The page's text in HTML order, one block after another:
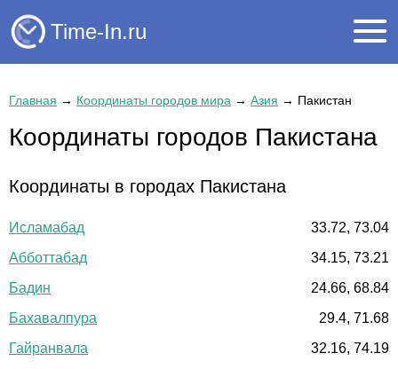
Time-In.ru
Главная → Координаты городов мира → Азия → Пакистан
Координаты городов Пакистана
Координаты в городах Пакистана
Исламабад
33.72, 73.04
Абботтабад
34.15, 73.21
Бадин
24.66, 68.84
Бахавалпура
29.4, 71.68
Гайранвала
32.16, 74.19